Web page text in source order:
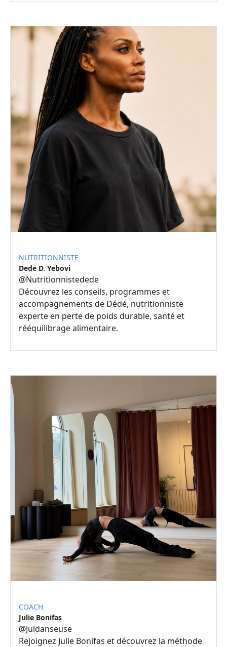
NUTRITIONNISTE
Dede D. Yebovi
@Nutritionnistedede
Découvrez les conseils, programmes et
accompagnements de Dédé, nutritionniste
experte en perte de poids durable, santé et
rééquilibrage alimentaire.
COACH
Julie Bonifas
@Juldanseuse
Rejoignez Julie Bonifas et découvrez la méthode